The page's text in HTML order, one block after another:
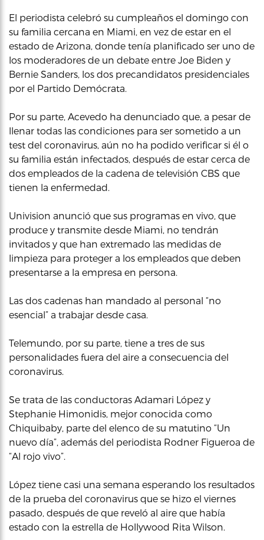
El periodista celebró su cumpleaños el domingo con
su familia cercana en Miami, en vez de estar en el
estado de Arizona, donde tenía planificado ser uno de
los moderadores de un debate entre Joe Biden y
Bernie Sanders, los dos precandidatos presidenciales
por el Partido Demócrata.
Por su parte, Acevedo ha denunciado que, a pesar de
llenar todas las condiciones para ser sometido a un
test del coronavirus, aún no ha podido verificar si él o
su familia están infectados, después de estar cerca de
dos empleados de la cadena de televisión CBS que
tienen la enfermedad.
Univision anunció que sus programas en vivo, que
produce y transmite desde Miami, no tendrán
invitados y que han extremado las medidas de
limpieza para proteger a los empleados que deben
presentarse a la empresa en persona.
Las dos cadenas han mandado al personal “no
esencial” a trabajar desde casa.
Telemundo, por su parte, tiene a tres de sus
personalidades fuera del aire a consecuencia del
coronavirus.
Se trata de las conductoras Adamari López y
Stephanie Himonidis, mejor conocida como
Chiquibaby, parte del elenco de su matutino “Un
nuevo día”, además del periodista Rodner Figueroa de
“Al rojo vivo”.
López tiene casi una semana esperando los resultados
de la prueba del coronavirus que se hizo el viernes
pasado, después de que reveló al aire que había
estado con la estrella de Hollywood Rita Wilson.